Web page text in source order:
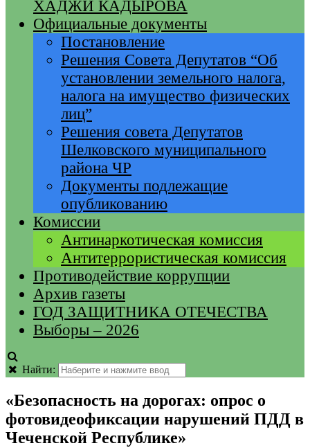
ХАДЖИ КАДЫРОВА
Официальные документы
Постановление
Решения Совета Депутатов “Об
установлении земельного налога,
налога на имущество физических
лиц”
Решения совета Депутатов
Шелковского муниципального
района ЧР
Документы подлежащие
опубликованию
Комиссии
Антинаркотическая комиссия
Антитеррористическая комиссия
Противодействие коррупции
Архив газеты
ГОД ЗАЩИТНИКА ОТЕЧЕСТВА
Выборы – 2026
Найти:
«Безопасность на дорогах: опрос о
фотовидеофиксации нарушений ПДД в
Чеченской Республике»